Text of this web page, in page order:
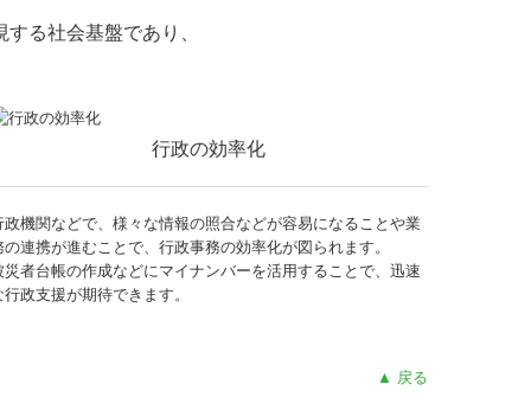
る社会基盤であり、
行政の効率化
政機関などで、様々な情報の照合などが容易になることや業
の連携が進むことで、行政事務の効率化が図られます。
災者台帳の作成などにマイナンバーを活用することで、迅速
行政支援が期待できます。
▲ 戻る